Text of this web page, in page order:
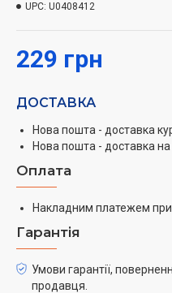
229 грн
UPC: U0408412
ДОСТАВКА
Нова пошта - доставка
Нова пошта - доставка на
Оплата
Накладним платежем при
Гарантія
Умови гарантії,
продавця.